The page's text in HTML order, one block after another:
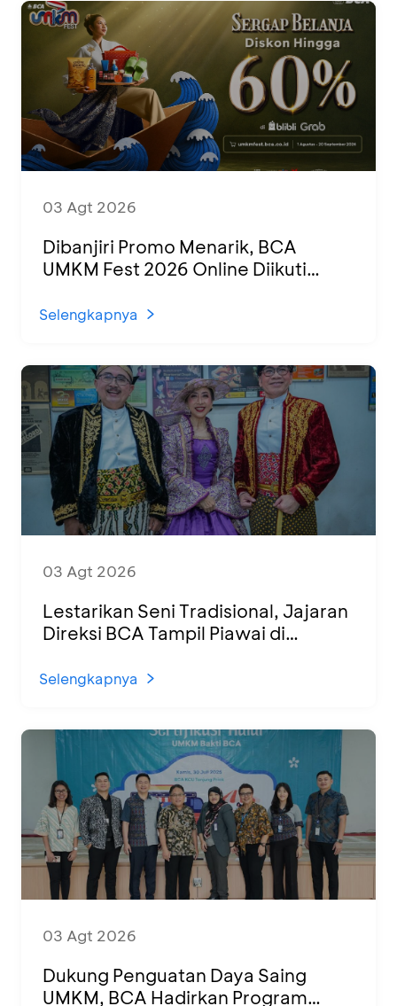
03 Agt 2026
Dibanjiri Promo Menarik, BCA
UMKM Fest 2026 Online Diikuti
Selengkapnya
03 Agt 2026
Lestarikan Seni Tradisional, Jajaran
Direksi BCA Tampil Piawai di
Selengkapnya
03 Agt 2026
Dukung Penguatan Daya Saing
UMKM, BCA Hadirkan Program